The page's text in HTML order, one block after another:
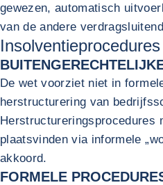
gewezen, automatisch
van de andere
Insolventieprocedures
De wet voorziet niet in
herstructurering van
Herstructureringsprocedures
plaatsvinden via informele
akkoord.
FORMELE